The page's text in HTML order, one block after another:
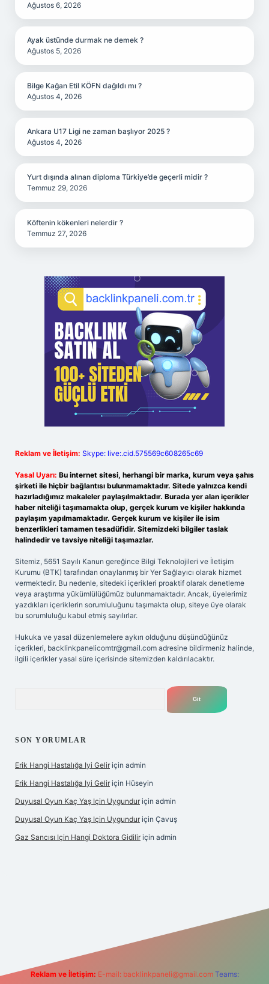
Ağustos 6, 2026
Ayak üstünde durmak ne demek ?
Ağustos 5, 2026
Bilge Kağan Etil KÖFN dağıldı mı ?
Ağustos 4, 2026
Ankara U17 Ligi ne zaman başlıyor 2025 ?
Ağustos 4, 2026
Yurt dışında alınan diploma Türkiye’de geçerli midir ?
Temmuz 29, 2026
Köftenin kökenleri nelerdir ?
Temmuz 27, 2026
Reklam ve İletişim: Skype: live:.cid.575569c608265c69
Yasal Uyarı: Bu internet sitesi, herhangi bir marka, kurum veya şahıs
şirketi ile hiçbir bağlantısı bulunmamaktadır. Sitede yalnızca kendi
hazırladığımız makaleler paylaşılmaktadır. Burada yer alan içerikler
haber niteliği taşımamakta olup, gerçek kurum ve kişiler hakkında
paylaşım yapılmamaktadır. Gerçek kurum ve kişiler ile isim
benzerlikleri tamamen tesadüfidir. Sitemizdeki bilgiler taslak
halindedir ve tavsiye niteliği taşımazlar.
Sitemiz, 5651 Sayılı Kanun gereğince Bilgi Teknolojileri ve İletişim
Kurumu (BTK) tarafından onaylanmış bir Yer Sağlayıcı olarak hizmet
vermektedir. Bu nedenle, sitedeki içerikleri proaktif olarak denetleme
veya araştırma yükümlülüğümüz bulunmamaktadır. Ancak, üyelerimiz
yazdıkları içeriklerin sorumluluğunu taşımakta olup, siteye üye olarak
bu sorumluluğu kabul etmiş sayılırlar.
Hukuka ve yasal düzenlemelere aykırı olduğunu düşündüğünüz
içerikleri, backlinkpanelicomtr@gmail.com adresine bildirmeniz halinde,
ilgili içerikler yasal süre içerisinde sitemizden kaldırılacaktır.
SON YORUMLAR
Erik Hangi Hastalığa Iyi Gelir için admin
Erik Hangi Hastalığa Iyi Gelir için Hüseyin
Duyusal Oyun Kaç Yaş Için Uygundur için admin
Duyusal Oyun Kaç Yaş Için Uygundur için Çavuş
Gaz Sancısı Için Hangi Doktora Gidilir için admin
Reklam ve İletişim: E-mail: backlinkpaneli@gmail.com Teams: